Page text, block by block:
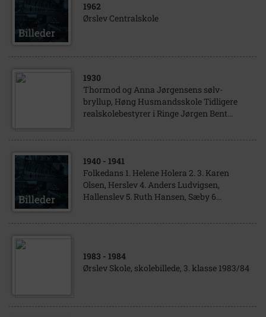
1962
Ørslev Centralskole
1930
Thormod og Anna Jørgensens sølv-
bryllup, Høng Husmandsskole Tidligere
realskolebestyrer i Ringe Jørgen Bent...
1940 - 1941
Folkedans 1. Helene Holera 2. 3. Karen
Olsen, Herslev 4. Anders Ludvigsen,
Hallenslev 5. Ruth Hansen, Sæby 6...
1983 - 1984
Ørslev Skole, skolebillede, 3. klasse 1983/84